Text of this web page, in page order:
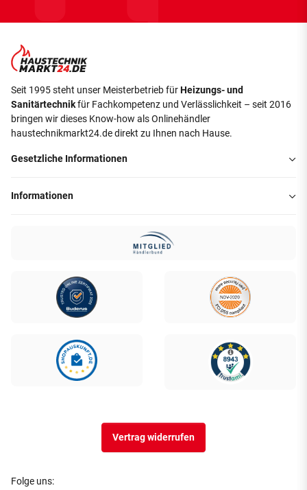
Seit 1995 steht unser Meisterbetrieb fürHeizungs- und
Sanitärtechnikfür Fachkompetenz und Verlässlichkeit – seit 2016
bringen wir dieses Know-how als Onlinehändler
haustechnikmarkt24.de direkt zu Ihnen nach Hause.
Gesetzliche Informationen
Informationen
Vertrag widerrufen
Folge uns: